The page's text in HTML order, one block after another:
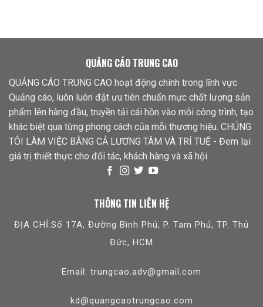
QUẢNG CÁO TRUNG CAO
QUẢNG CÁO TRUNG CAO hoạt động chính trong lĩnh vực
Quảng cáo, luôn luôn đặt ưu tiên chuẩn mực chất lượng sản
phẩm lên hàng đầu, truyền tải cái hồn vào mỗi công trình, tạo
khác biệt qua từng phong cách của mỗi thương hiệu. CHÚNG
TÔI LÀM VIỆC BẰNG CẢ LƯƠNG TÂM VÀ TRÍ TUỆ - Đem lại
giá trị thiết thực cho đối tác, khách hàng và xã hội.
THÔNG TIN LIÊN HỆ
ĐỊA CHỈ:Số 17A, Đường Bình Phú, P. Tam Phú, TP. Thủ
Đức, HCM
Email: trungcao.adv@gmail.com
kd@quangcaotrungcao.com